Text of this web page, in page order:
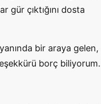
çıktığını dosta
bir araya gelen,
borç biliyorum.